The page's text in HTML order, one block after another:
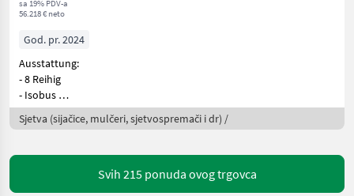
sa 19% PDV-a
56.218 € neto
God. pr. 2024
Ausstattung:
- 8 Reihig
- Isobus
- elektrischer Säantrieb
- Se
Sjetva (sijačice, mulčeri, sjetvospremači i dr) /
Svih 215 ponuda ovog trgovca